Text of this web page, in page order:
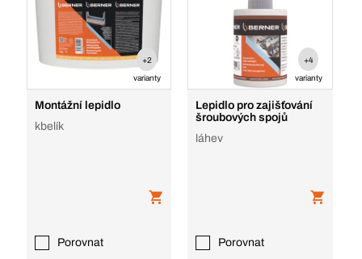
+2
varianty
Montážní lepidlo
kbelík
Porovnat
+4
varianty
Lepidlo pro zajišťování
šroubových spojů
láhev
Porovnat